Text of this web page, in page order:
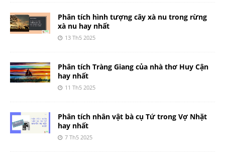
Phân tích hình tượng cây xà nu trong rừng
xà nu hay nhất
13 Th5 2025
Phân tích Tràng Giang của nhà thơ Huy Cận
hay nhất
11 Th5 2025
Phân tích nhân vật bà cụ Tứ trong Vợ Nhặt
hay nhất
7 Th5 2025